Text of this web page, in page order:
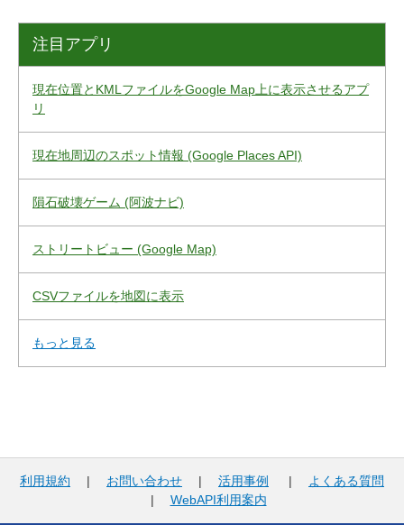
注目アプリ
現在位置とKMLファイルをGoogle Map上に表示させるアプ
リ
現在地周辺のスポット情報 (Google Places API)
隕石破壊ゲーム (阿波ナビ)
ストリートビュー (Google Map)
CSVファイルを地図に表示
もっと見る
利用規約 | お問い合わせ | 活用事例 |
よくある質問
| WebAPI利用案内